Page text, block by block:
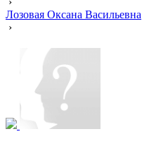
Лозовая Оксана Васильевна
›